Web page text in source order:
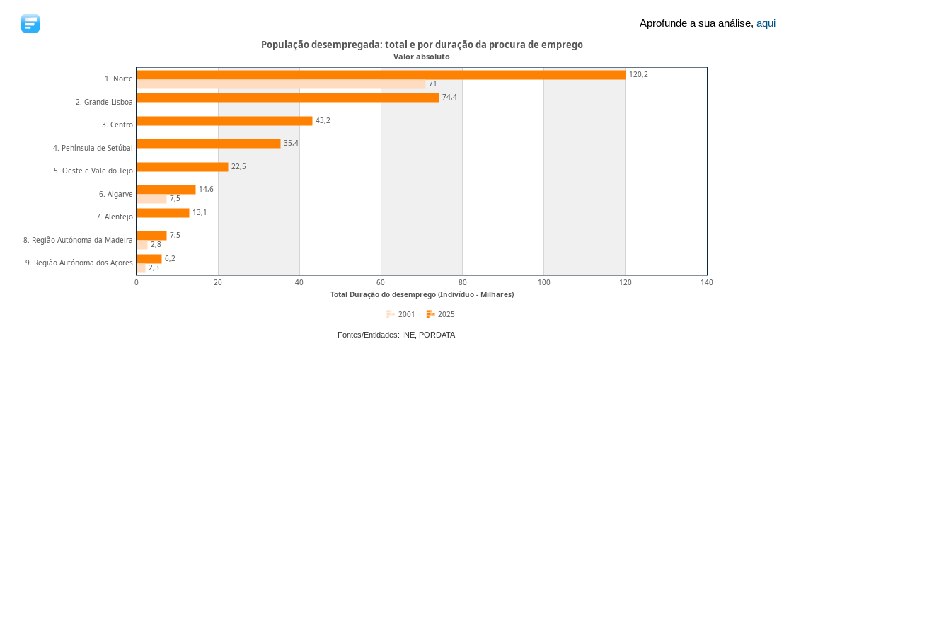
Aprofunde a sua análise, aqui
Total Duração do desemprego (Indivíduo - Milhares)
0 20 40 60 80 100 120 140
1. Norte
2. Grande Lisboa
3. Centro
4. Península de Setúbal
5. Oeste e Vale do Tejo
6. Algarve
7. Alentejo
8. Região Autónoma da Madeira
9. Região Autónoma dos Açores
120,2
74,4
43,2
35,4
22,5
14,6
13,1
7,5
6,2
71
7,5
2,8
2,3
População desempregada: total e por duração da procura de emprego
Valor absoluto
2025
2001
Fontes/Entidades: INE, PORDATA